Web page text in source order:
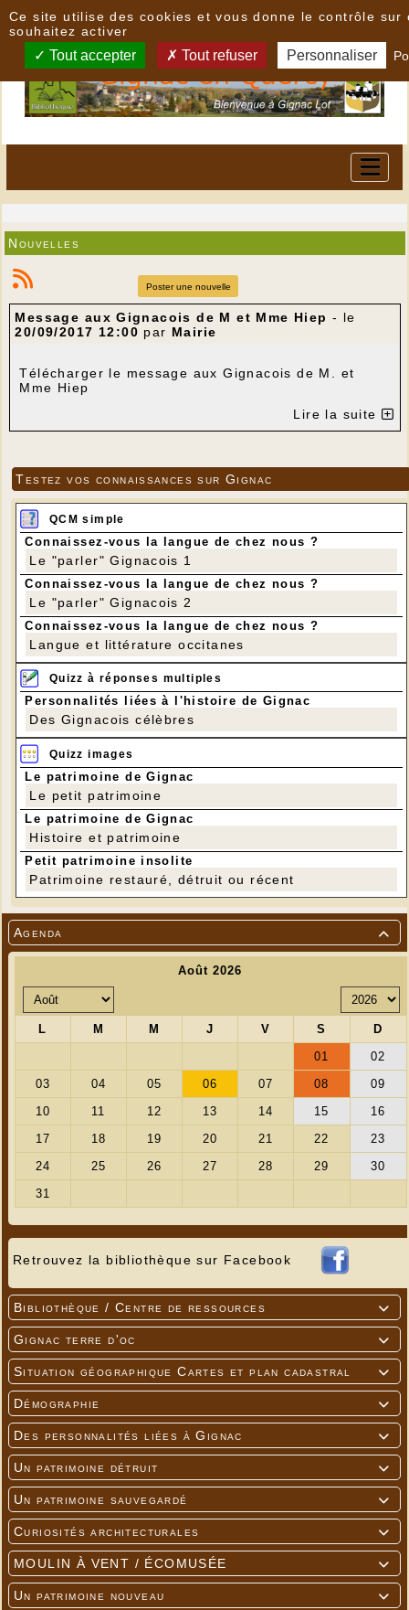

Agenda
Retrouvez la bibliothèque sur Facebook

Bibliothèque / Centre de ressources

Gignac terre d'oc

Situation géographique Cartes et plan cadastral

Démographie

Des personnalités liées à Gignac

Un patrimoine détruit

Un patrimoine sauvegardé

Curiosités architecturales

MOULIN À VENT / ÉCOMUSÉE

Un patrimoine nouveau
Nouvelles
Poster une nouvelle
Message aux Gignacois de M et Mme Hiep - le
20/09/2017 12:00 par Mairie
Télécharger le message aux Gignacois de M. et
Mme Hiep
Lire la suite
Testez vos connaissances sur Gignac
QCM simple
Connaissez-vous la langue de chez nous ?
Le "parler" Gignacois 1
Connaissez-vous la langue de chez nous ?
Le "parler" Gignacois 2
Connaissez-vous la langue de chez nous ?
Langue et littérature occitanes
Quizz à réponses multiples
Personnalités liées à l'histoire de Gignac
Des Gignacois célèbres
Quizz images
Le patrimoine de Gignac
Le petit patrimoine
Le patrimoine de Gignac
Histoire et patrimoine
Petit patrimoine insolite
Patrimoine restauré, détruit ou récent
Ce site utilise des cookies et vous donne le contrôle sur
souhaitez activer
Tout accepter Tout refuser Personnaliser